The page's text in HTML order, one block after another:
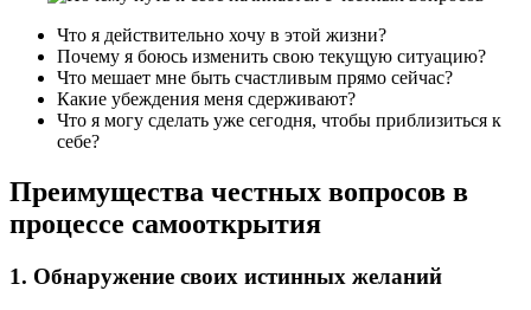
Что я действительно хочу в этой жизни?
Почему я боюсь изменить свою текущую ситуацию?
Что мешает мне быть счастливым прямо сейчас?
Какие убеждения меня сдерживают?
Что я могу сделать уже сегодня, чтобы приблизиться к
себе?
Преимущества честных вопросов в
процессе самооткрытия
1. Обнаружение своих истинных желаний